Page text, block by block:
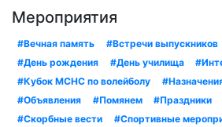
Мероприятия
#Вечная память #Встречи выпускников
#День рождения
#День училища
#Кубок МСНС по волейболу
#Объявления
#Помянем #Праздники
#Скорбные вести
#Спортивные